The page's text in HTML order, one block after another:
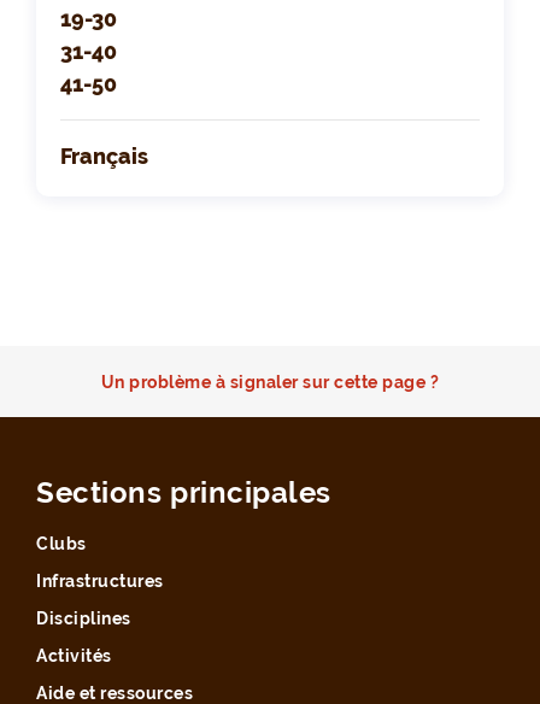
19-30
31-40
41-50
Français
Un problème à signaler sur cette page ?
Sections principales
Clubs
Infrastructures
Disciplines
Activités
Aide et ressources